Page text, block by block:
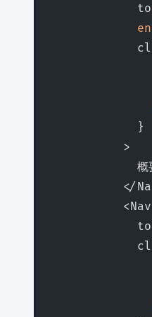
            to
            }
          >
概
</